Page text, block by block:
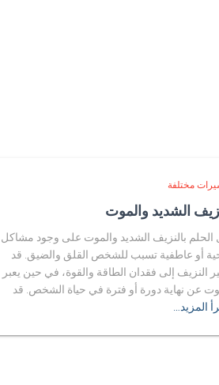
مختلفة
الشديد والموت
الحلم بالنزيف الشديد والموت على وجود مشاكل
أو عاطفية تسبب للشخص القلق والضيق. قد
النزيف إلى فقدان الطاقة والقوة، في حين يعبر
عن نهاية دورة أو فترة في حياة الشخص. قد
المزيد…